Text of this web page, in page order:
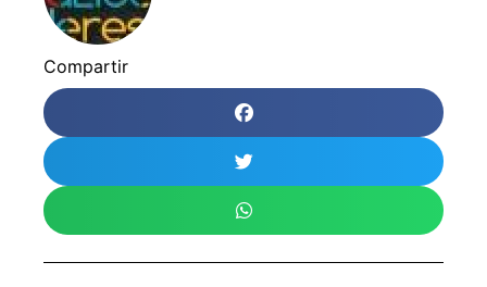
Compartir